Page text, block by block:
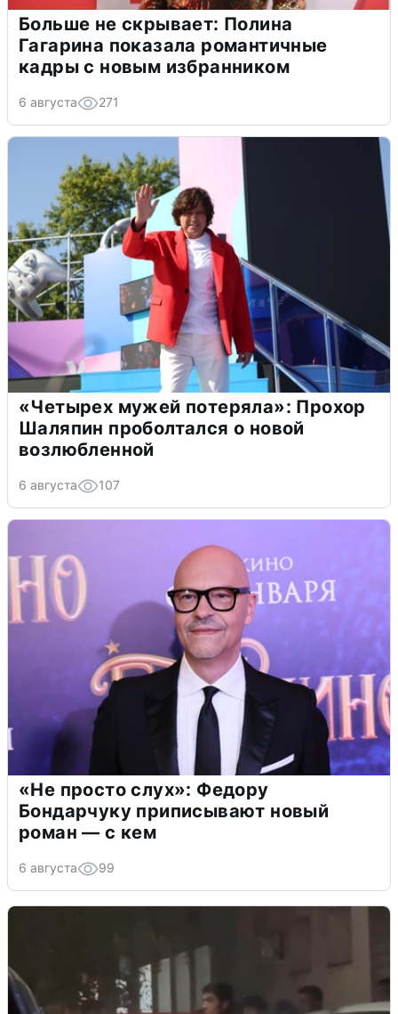
Больше не скрывает: Полина
Гагарина показала романтичные
кадры с новым избранником
6 августа 271
«Четырех мужей потеряла»: Прохор
Шаляпин проболтался о новой
возлюбленной
6 августа 107
«Не просто слух»: Федору
Бондарчуку приписывают новый
роман — с кем
6 августа 99